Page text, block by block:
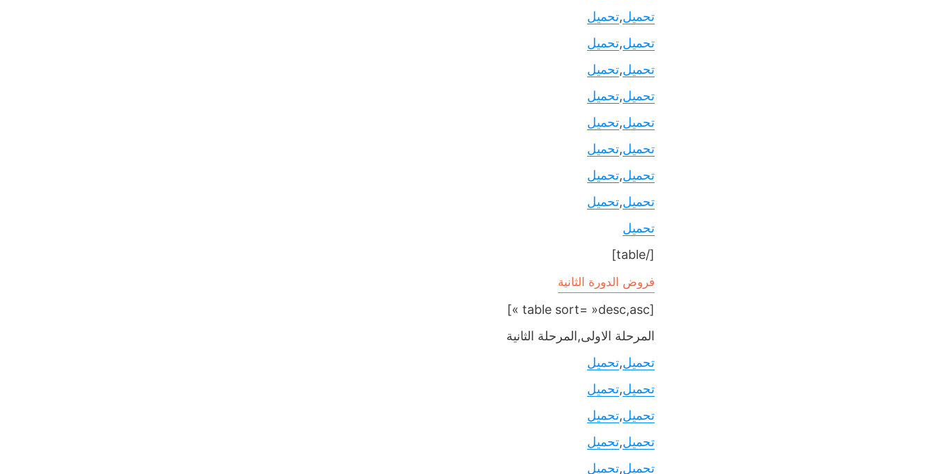
تحميل,تحميل
تحميل,تحميل
تحميل,تحميل
تحميل,تحميل
تحميل,تحميل
تحميل,تحميل
تحميل,تحميل
تحميل,تحميل
تحميل
[/table]
فروض الدورة الثانية
[table sort= »desc,asc »]
المرحلة الاولى,المرحلة الثانية
تحميل,تحميل
تحميل,تحميل
تحميل,تحميل
تحميل,تحميل
تحميل,تحميل